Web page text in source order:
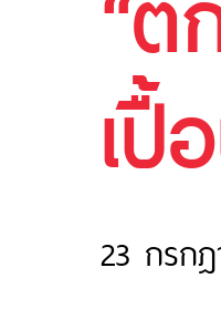
เปื้
23 กรก